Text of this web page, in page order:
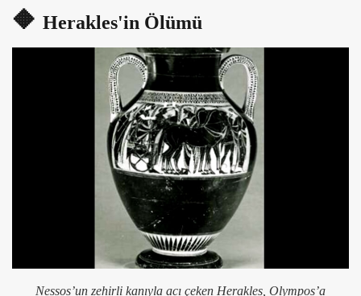
🔶 Herakles'in Ölümü
Nessos’un zehirli kanıyla acı çeken Herakles, Olympos’a